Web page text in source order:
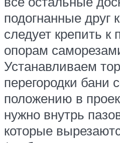
подогнанные друг
следует крепить к
опорам
Устанавливаем
перегородки бани
положению в
нужно внутрь
которые